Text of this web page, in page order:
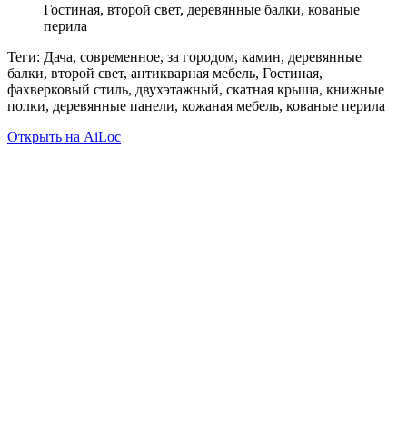
Гостиная, второй свет, деревянные балки, кованые
перила
Теги: Дача, современное, за городом, камин, деревянные
балки, второй свет, антикварная мебель, Гостиная,
фахверковый стиль, двухэтажный, скатная крыша, книжные
полки, деревянные панели, кожаная мебель, кованые перила
Открыть на AiLoc